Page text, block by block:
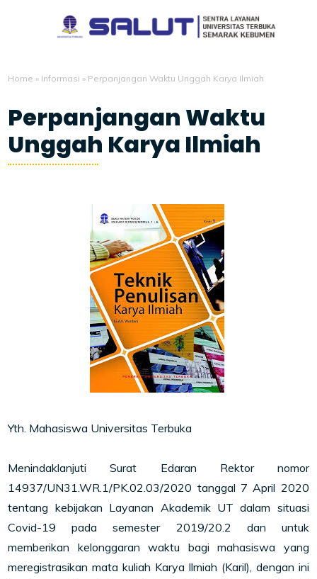
Home » Informasi » Perpanjangan Waktu Unggah Karya Ilmiah
Perpanjangan Waktu
Unggah Karya Ilmiah
Yth. Mahasiswa Universitas Terbuka
Menindaklanjuti Surat Edaran Rektor nomor
14937/UN31.WR.1/PK.02.03/2020 tanggal 7 April 2020
tentang kebijakan Layanan Akademik UT dalam situasi
Covid-19 pada semester 2019/20.2 dan untuk
memberikan kelonggaran waktu bagi mahasiswa yang
meregistrasikan mata kuliah Karya Ilmiah (Karil), dengan ini